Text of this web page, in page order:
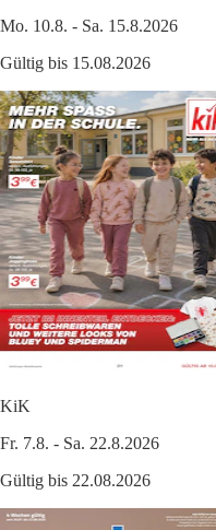
Mo. 10.8. - Sa. 15.8.2026
Gültig bis 15.08.2026
KiK
Fr. 7.8. - Sa. 22.8.2026
Gültig bis 22.08.2026